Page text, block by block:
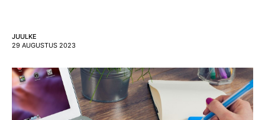
JUULKE
29 AUGUSTUS 2023